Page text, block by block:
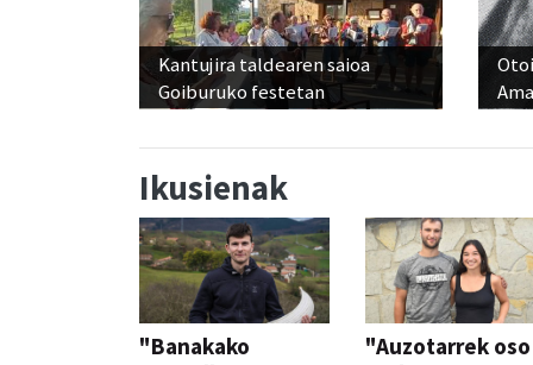
Kantujira taldearen saioa
Goiburuko festetan
Ikusienak
"Banakako
"Auzotarrek oso